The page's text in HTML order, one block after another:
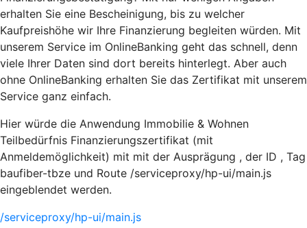
erhalten Sie eine Bescheinigung, bis zu welcher
Kaufpreishöhe wir Ihre Finanzierung begleiten würden. Mit
unserem Service im OnlineBanking geht das schnell, denn
viele Ihrer Daten sind dort bereits hinterlegt. Aber auch
ohne OnlineBanking erhalten Sie das Zertifikat mit unserem
Service ganz einfach.
Hier würde die Anwendung Immobilie & Wohnen
Teilbedürfnis Finanzierungszertifikat (mit
Anmeldemöglichkeit) mit mit der Ausprägung , der ID , Tag
baufiber-tbze und Route /serviceproxy/hp-ui/main.js
eingeblendet werden.
/serviceproxy/hp-ui/main.js